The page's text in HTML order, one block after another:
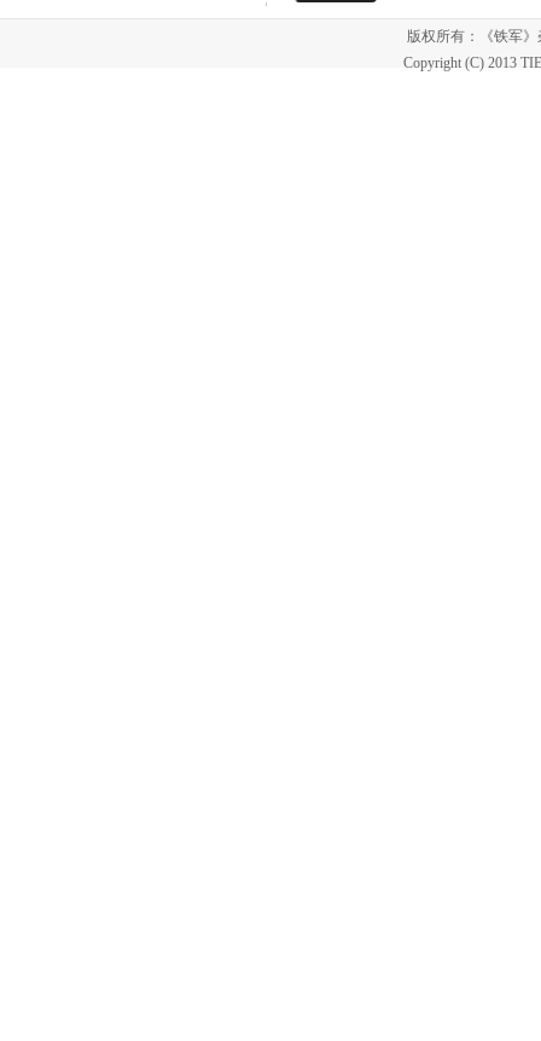
版权所有：《铁军
Copyright (C) 2013